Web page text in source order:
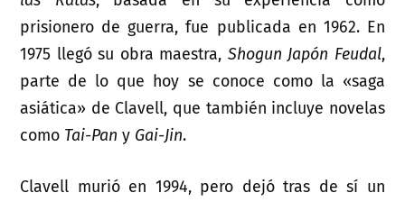
prisionero de guerra, fue publicada en 1962. En
1975 llegó su obra maestra, Shogun Japón Feudal,
parte de lo que hoy se conoce como la «saga
asiática» de Clavell, que también incluye novelas
como Tai-Pan y Gai-Jin.
Clavell murió en 1994, pero dejó tras de sí un